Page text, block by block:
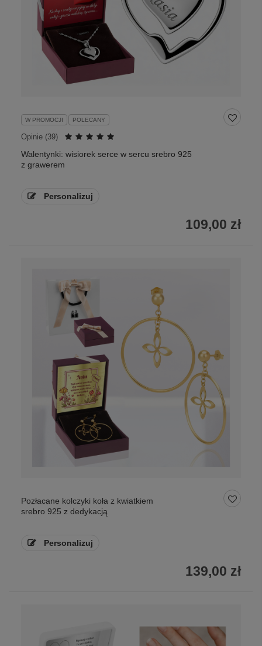
W PROMOCJI POLECANY
Opinie (39)
Walentynki: wisiorek serce w sercu srebro 925
z grawerem
Personalizuj
109,00 zł
Pozłacane kolczyki koła z kwiatkiem
srebro 925 z dedykacją
Personalizuj
139,00 zł